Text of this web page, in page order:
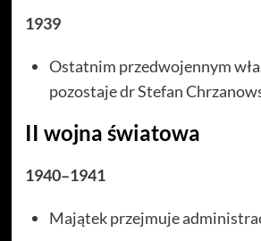
1939
Ostatnim przedwojennym
pozostaje dr Stefan
II wojna światowa
1940–1941
Majątek przejmuje